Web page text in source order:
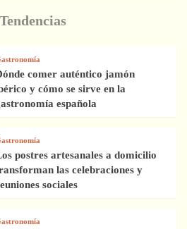
Tendencias
comer auténtico jamón
y cómo se sirve en la
española
postres artesanales a domicilio
las celebraciones y
sociales